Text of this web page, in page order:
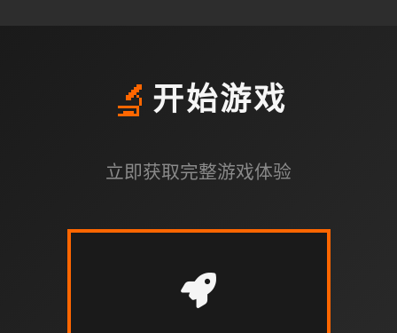
🔬 开始游戏
立即获取完整游戏体验